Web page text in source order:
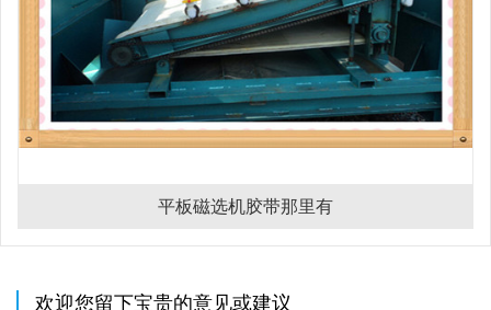
平板磁选机胶带那里有
欢迎您留下宝贵的意见或建议